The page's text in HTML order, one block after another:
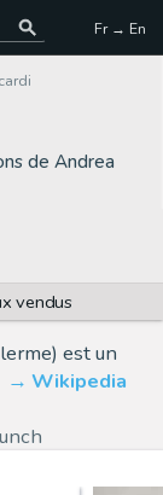
Fr → En
de Andrea
vendus
est un
Wikipedia